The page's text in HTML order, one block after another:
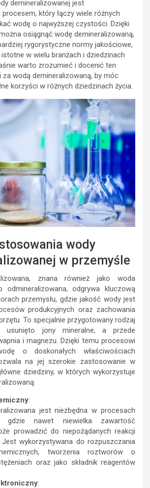
demineralizowanej jest
który łączy wiele różnych
wodę o najwyższej czystości. Dzięki
osiągnąć wodę demineralizowaną,
rygorystyczne normy jakościowe,
w wielu branżach i dziedzinach
warto zrozumieć i docenić ten
wodą demineralizowaną, by móc
korzyści w różnych dziedzinach życia.
wody
w przemyśle
znana również jako woda
odmineralizowana, odgrywa kluczową
przemysłu, gdzie jakość wody jest
produkcyjnych oraz zachowania
To specjalnie przygotowany rodzaj
jony mineralne, a przede
i magnezu. Dzięki temu procesowi
o doskonałych właściwościach
na jej szerokie zastosowanie w
dziedziny, w których wykorzystuje
:
jest niezbędna w procesach
gdzie nawet niewielka zawartość
prowadzić do niepożądanych reakcji
wykorzystywana do rozpuszczania
tworzenia roztworów o
oraz jako składnik reagentów
: